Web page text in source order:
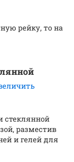
рейку, то на
разместив
и гелей для